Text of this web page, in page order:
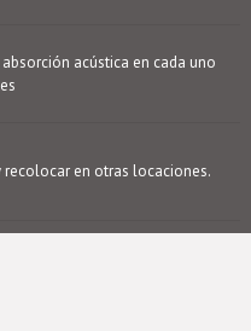
acústica en cada uno
en otras locaciones.